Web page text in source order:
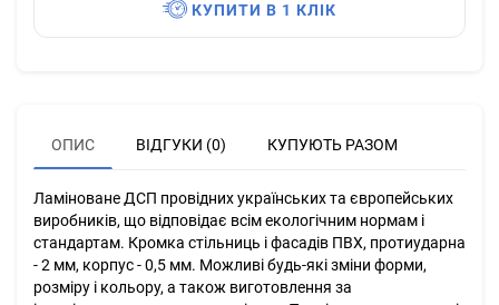
КУПИТИ В 1 КЛІК
ОПИС ВІДГУКИ (0) КУПУЮТЬ РАЗОМ
Ламіноване ДСП провідних українських та європейських
виробників, що відповідає всім екологічним нормам і
стандартам. Кромка стільниць і фасадів ПВХ, протиударна
- 2 мм, корпус - 0,5 мм. Можливі будь-які зміни форми,
розміру і кольору, а також виготовлення за